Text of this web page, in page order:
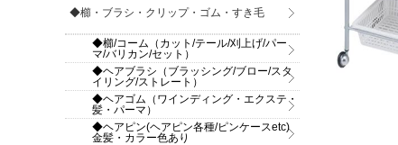
◆櫛・ブラシ・クリップ・ゴム・すき毛
◆櫛/コーム（カット/テール/刈上げ/パー
マ/バリカン/セット）
◆ヘアブラシ（ブラッシング/ブロー/スタ
イリング/ストレート）
◆ヘアゴム（ワインディング・エクステ・
髪・パーマ）
◆ヘアピン(ヘアピン各種/ピンケースetc)
金髪・カラー色あり